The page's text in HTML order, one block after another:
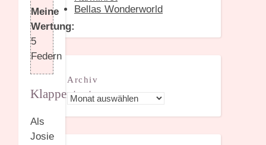
Meine
Wertung:
5
Federn
Klappentext:
Als
Josie
Bellas Wonderworld
Archiv
Archiv